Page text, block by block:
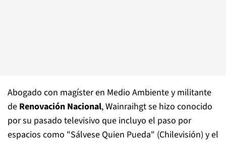
Abogado con magíster en Medio Ambiente y militante
de Renovación Nacional, Wainraihgt se hizo conocido
por su pasado televisivo que incluyo el paso por
espacios como "Sálvese Quien Pueda" (Chilevisión) y el